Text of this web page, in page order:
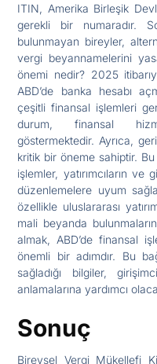
ITIN, Amerika Birleşik
gerekli bir numaradır.
bulunmayan bireyler,
vergi beyannamelerini
önemi nedir? 2025
ABD’de banka hesabı
çeşitli finansal işlemleri
durum, finansal
göstermektedir. Ayrıca,
kritik bir öneme sahiptir.
işlemler, yatırımcıların
düzenlemelere uyum
özellikle uluslararası
mali beyanda
almak, ABD’de finansal
önemli bir adımdır. Bu
sağladığı bilgiler,
anlamalarına yardımcı
Sonuç
Bireysel Vergi Mükellefi